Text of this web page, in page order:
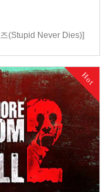
(Stupid Never Dies)]
Hot